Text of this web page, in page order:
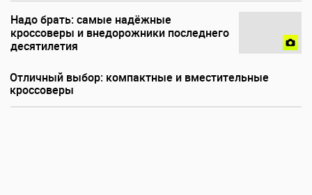
Надо брать: самые надёжные
кроссоверы и внедорожники последнего
десятилетия
Отличный выбор: компактные и вместительные
кроссоверы